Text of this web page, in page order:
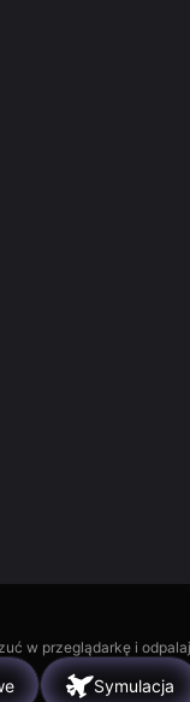
w przeglądarkę i
Symulacja